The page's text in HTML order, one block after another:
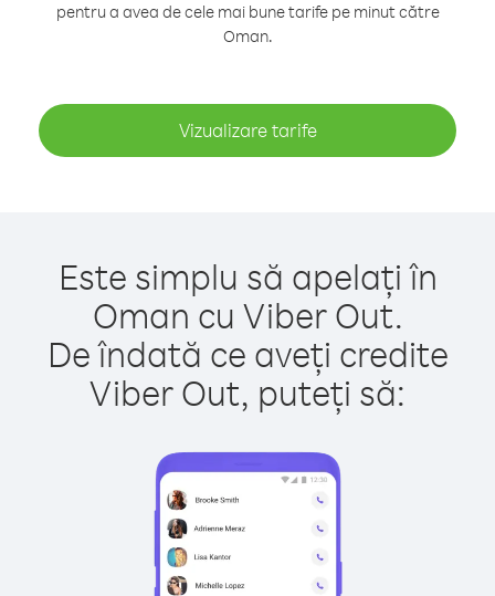
pentru a avea de cele mai bune tarife pe minut către
Oman.
Vizualizare tarife
Este simplu să apelați în
Oman cu Viber Out.
De îndată ce aveți credite
Viber Out, puteți să: